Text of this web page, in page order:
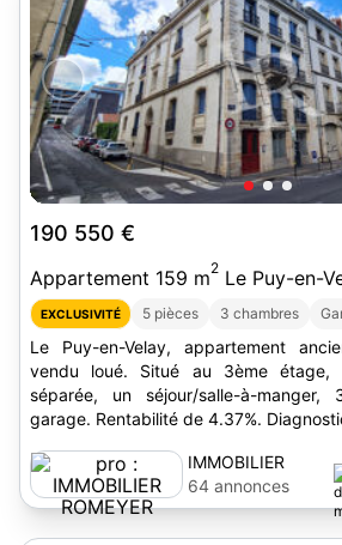
190 550 €
Appartement 159 m2 Le Puy-en-
EXCLUSIVITÉ 5 pièces 3 chambres
Le Puy-en-Velay, appartement
vendu loué. Situé au 3ème
séparée, un séjour/salle-à-
garage. Rentabilité de 4.37%.
IMMOBILIER
ROMEYER
64 annonces